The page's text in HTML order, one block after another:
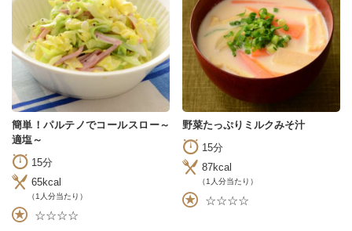
簡単！パルテノでコールスロー～
適塩～
15分
65kcal
（1人分当たり）
☆☆☆☆
野菜たっぷりミルクみそ汁
15分
87kcal
（1人分当たり）
☆☆☆☆